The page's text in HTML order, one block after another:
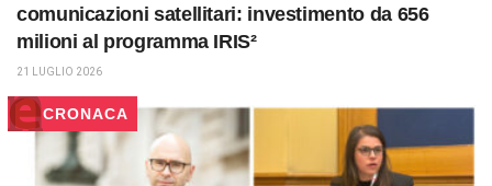
comunicazioni satellitari: investimento da 656
milioni al programma IRIS²
21 LUGLIO 2026
CRONACA